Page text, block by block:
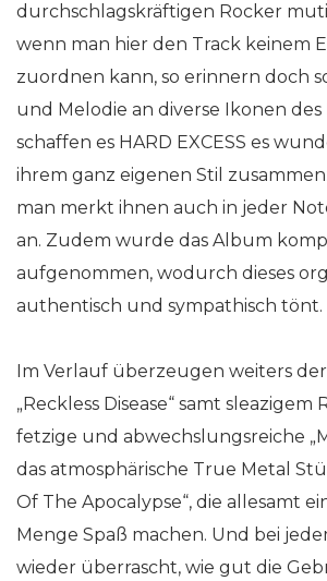
durchschlagskräftigen Rocker
wenn man hier den Track keinem
zuordnen kann, so erinnern doch
und Melodie an diverse Ikonen des
schaffen es HARD EXCESS es
ihrem ganz eigenen Stil
man merkt ihnen auch in jeder
an. Zudem wurde das Album
aufgenommen, wodurch dieses
authentisch und sympathisch tönt.
Im Verlauf überzeugen weiters
„Reckless Disease“ samt sleazigem
fetzige und abwechslungsreiche
das atmosphärische True Metal
Of The Apocalypse“, die allesamt
Menge Spaß machen. Und bei
wieder überrascht, wie gut die